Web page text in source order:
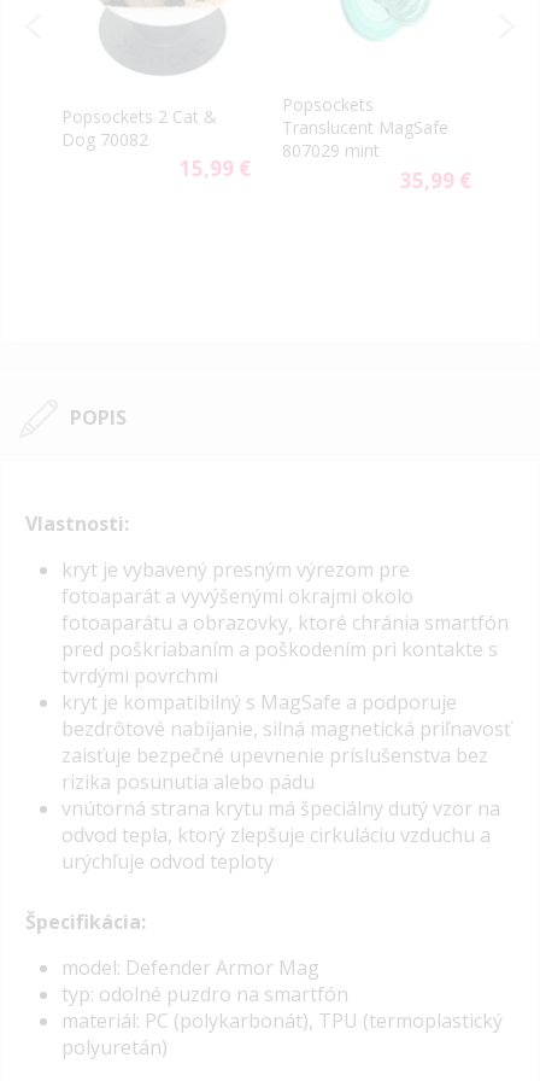
Popsockets 2 Cat &
Dog 70082
15,99 €
Popsockets
Translucent MagSafe
807029 mint
35,99 €
POPIS
Vlastnosti:
kryt je vybavený presným výrezom pre
fotoaparát a vyvýšenými okrajmi okolo
fotoaparátu a obrazovky, ktoré chránia smartfón
pred poškriabaním a poškodením pri kontakte s
tvrdými povrchmi
kryt je kompatibilný s MagSafe a podporuje
bezdrôtové nabíjanie, silná magnetická priľnavosť
zaisťuje bezpečné upevnenie príslušenstva bez
rizika posunutia alebo pádu
vnútorná strana krytu má špeciálny dutý vzor na
odvod tepla, ktorý zlepšuje cirkuláciu vzduchu a
urýchľuje odvod teploty
Špecifikácia:
model: Defender Armor Mag
typ: odolné puzdro na smartfón
materiál: PC (polykarbonát), TPU (termoplastický
polyuretán)